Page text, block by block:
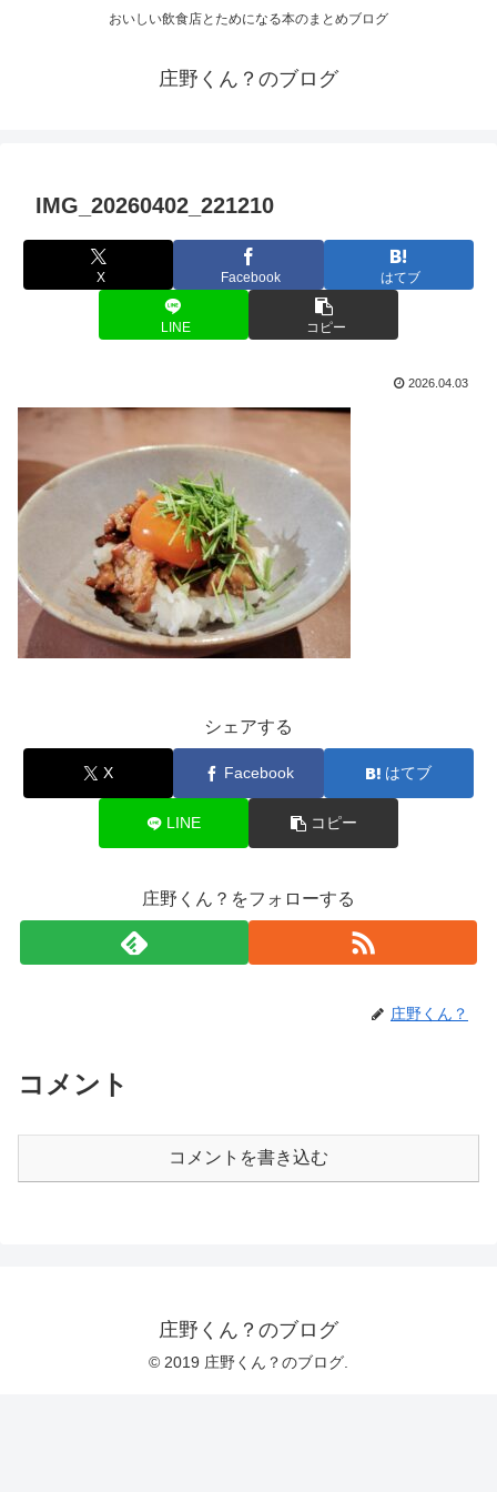
おいしい飲食店とためになる本のまとめブログ
庄野くん？のブログ
IMG_20260402_221210
X Facebook はてブ
LINE コピー
2026.04.03
シェアする
X Facebook はてブ
LINE コピー
庄野くん？をフォローする
庄野くん？
コメント
コメントを書き込む
庄野くん？のブログ
© 2019 庄野くん？のブログ.